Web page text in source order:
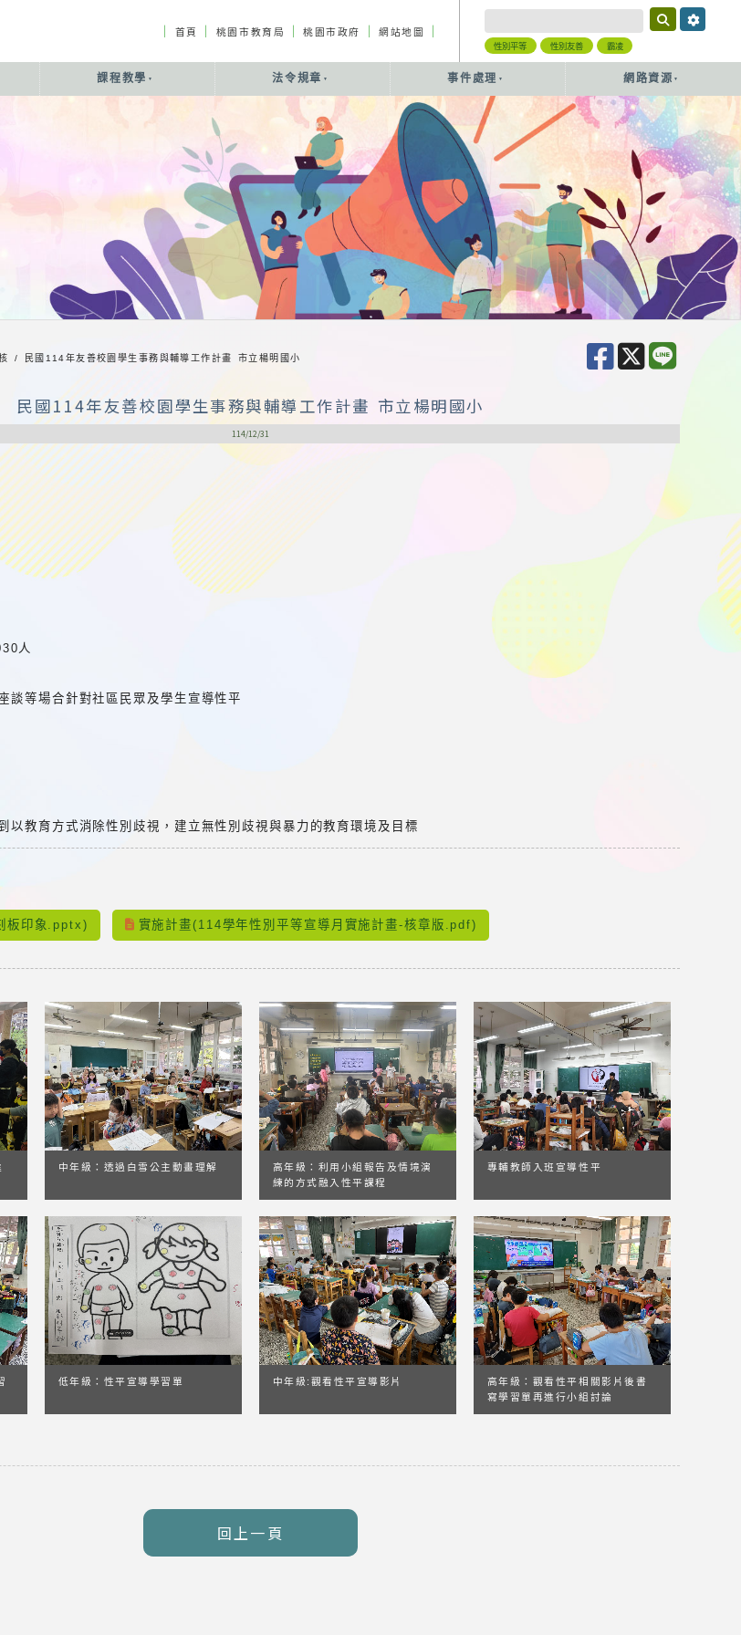
首頁 桃園市教育局 桃園市政府 網站地圖
性別平等 性別友善 霸凌
課程教學 法令規章 事件處理 網路資源
/ 民國114年友善校園學生事務與輔導工作計畫 市立楊明國小
民國114年友善校園學生事務與輔導工作計畫 市立楊明國小
114/12/31
人
談等場合針對社區民眾及學生宣導性平
以教育方式消除性別歧視，建立無性別歧視與暴力的教育環境及目標
板印象.pptx) 實施計畫(114學年性別平等宣導月實施計畫-核章版.pdf)
中年級：透過白雪公主動畫理解
高年級：利用小組報告及情境演
練的方式融入性平課程
專輔教師入班宣導性平
低年級：性平宣導學習單 中年級:觀看性平宣導影片
高年級：觀看性平相關影片後書
寫學習單再進行小組討論
回上一頁